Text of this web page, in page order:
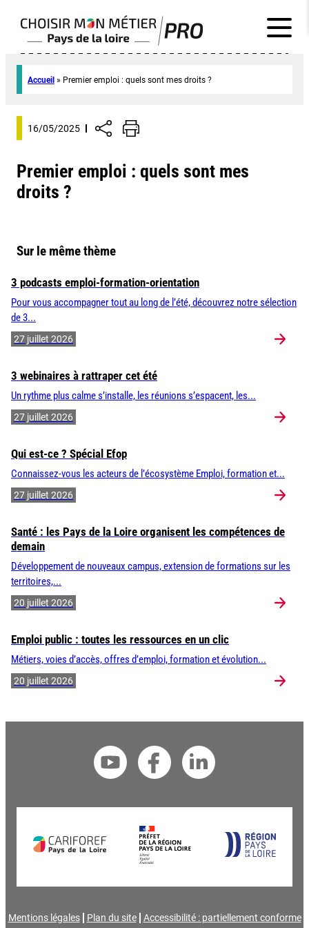
Accueil » Premier emploi : quels sont mes droits ?
16/05/2025
Premier emploi : quels sont mes
droits ?
Sur le même thème
3 podcasts emploi-formation-orientation
Pour vous accompagner tout au long de l’été, découvrez notre sélection
de 3...
27 juillet 2026
3 webinaires à rattraper cet été
Un rythme plus calme s’installe, les réunions s’espacent, les...
27 juillet 2026
Qui est-ce ? Spécial Efop
Connaissez-vous les acteurs de l’écosystème Emploi, formation et...
27 juillet 2026
Santé : les Pays de la Loire organisent les compétences de
demain
Développement de nouveaux campus, extension de formations sur les
territoires,...
20 juillet 2026
Emploi public : toutes les ressources en un clic
Métiers, voies d’accès, offres d’emploi, formation et évolution...
20 juillet 2026
Mentions légales Plan du site Accessibilité : partiellement conforme